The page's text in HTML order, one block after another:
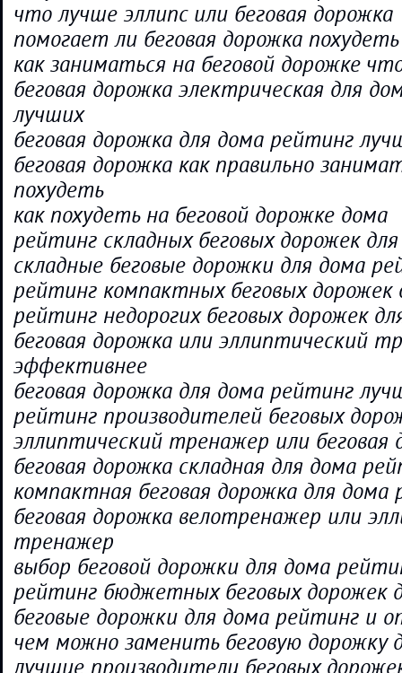
что лучше эллипс или беговая дорожка
помогает ли беговая дорожка похудеть
как заниматься на беговой дорожке
беговая дорожка электрическая для
лучших
беговая дорожка для дома рейтинг
беговая дорожка как правильно
похудеть
как похудеть на беговой дорожке дома
рейтинг складных беговых дорожек
складные беговые дорожки для дома
рейтинг компактных беговых дорожек
рейтинг недорогих беговых дорожек
беговая дорожка или эллиптический
эффективнее
беговая дорожка для дома рейтинг
рейтинг производителей беговых
эллиптический тренажер или беговая
беговая дорожка складная для дома
компактная беговая дорожка для
беговая дорожка велотренажер или
тренажер
выбор беговой дорожки для дома
рейтинг бюджетных беговых дорожек
беговые дорожки для дома рейтинг и
чем можно заменить беговую дорожку
лучшие производители беговых